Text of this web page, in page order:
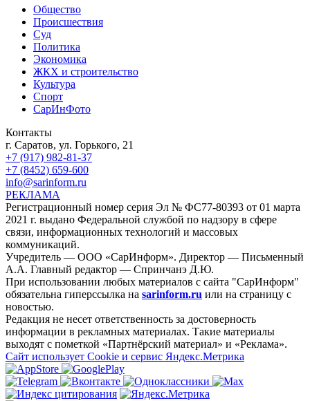
Общество
Происшествия
Суд
Политика
Экономика
ЖКХ и строительство
Культура
Спорт
СарИнФото
Контакты
г. Саратов, ул. Горького, 21
+7 (917) 982-81-37
+7 (8452) 659-600
info@sarinform.ru
РЕКЛАМА
Регистрационный номер серия Эл № ФС77-80393 от 01 марта
2021 г. выдано Федеральной службой по надзору в сфере
связи, информационных технологий и массовых
коммуникаций.
Учредитель — ООО «СарИнформ». Директор — Письменный
А.А. Главный редактор — Спринчанэ Д.Ю.
При использовании любых материалов с сайта "СарИнформ"
обязательна гиперссылка на sarinform.ru или на страницу с
новостью.
Редакция не несет ответственность за достоверность
информации в рекламных материалах. Такие материалы
выходят с пометкой «Партнёрский материал» и «Реклама».
Сайт использует Cookie и сервиc Яндекс.Метрика